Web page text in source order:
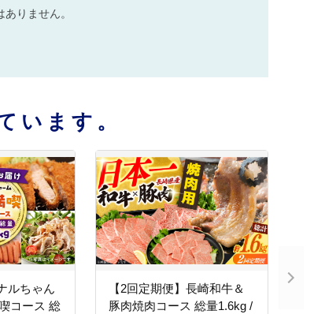
りません。
います。
ルちゃん
コース 総
【2回定期便】長崎和牛＆
豚肉焼肉コース 総量1.6kg /